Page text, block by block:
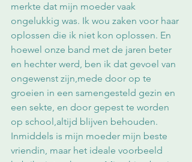
merkte dat mijn moeder vaak
ongelukkig was. Ik wou zaken voor haar
oplossen die ik niet kon oplossen. En
hoewel onze band met de jaren beter
en hechter werd, ben ik dat gevoel van
ongewenst zijn,mede door op te
groeien in een samengesteld gezin en
een sekte, en door gepest te worden
op school,altijd blijven behouden.
Inmiddels is mijn moeder mijn beste
vriendin, maar het ideale voorbeeld